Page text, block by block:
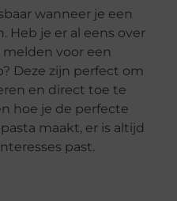
wanneer je een
Heb je er al eens over
voor een
Deze zijn perfect om
en direct toe te
hoe je de perfecte
maakt, er is altijd
past.